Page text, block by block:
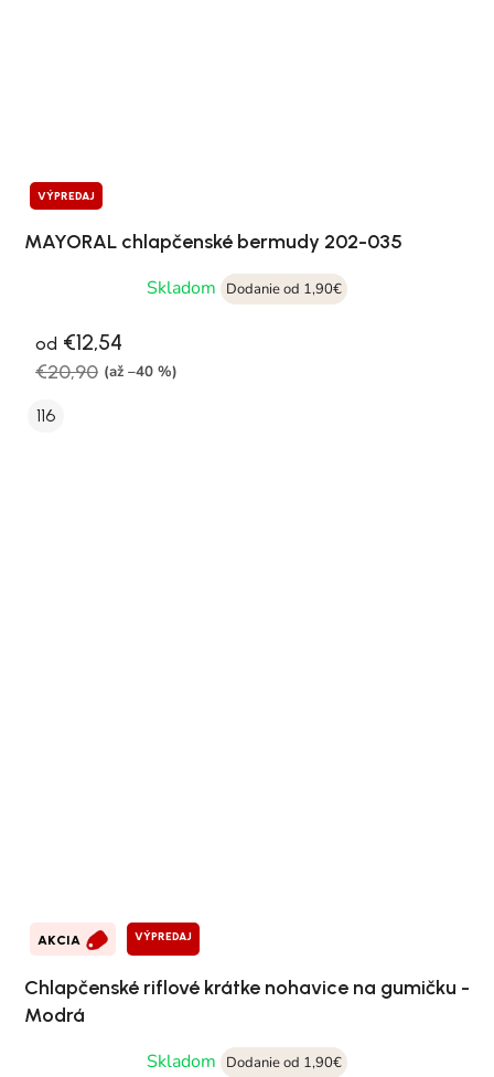
VÝPREDAJ
MAYORAL chlapčenské bermudy 202-035
Skladom
Dodanie od 1,90€
od €12,54
€20,90 (až –40 %)
116
AKCIA VÝPREDAJ
Chlapčenské riflové krátke nohavice na gumičku -
Modrá
Skladom
Dodanie od 1,90€